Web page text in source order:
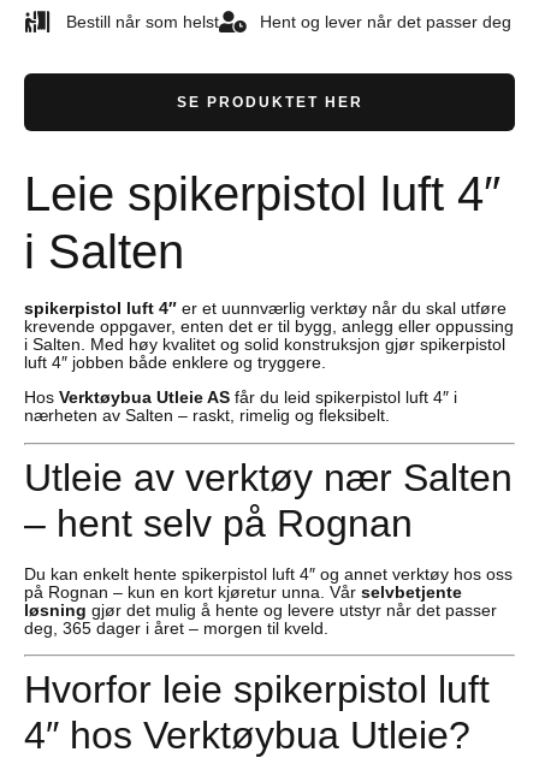
Bestill når som helst Hent og lever når det passer deg
SE PRODUKTET HER
Leie spikerpistol luft 4″
i Salten
spikerpistol luft 4″ er et uunnværlig verktøy når du skal utføre
krevende oppgaver, enten det er til bygg, anlegg eller oppussing
i Salten. Med høy kvalitet og solid konstruksjon gjør spikerpistol
luft 4″ jobben både enklere og tryggere.
Hos Verktøybua Utleie AS får du leid spikerpistol luft 4″ i
nærheten av Salten – raskt, rimelig og fleksibelt.
Utleie av verktøy nær Salten
– hent selv på Rognan
Du kan enkelt hente spikerpistol luft 4″ og annet verktøy hos oss
på Rognan – kun en kort kjøretur unna. Vår selvbetjente
løsning gjør det mulig å hente og levere utstyr når det passer
deg, 365 dager i året – morgen til kveld.
Hvorfor leie spikerpistol luft
4″ hos Verktøybua Utleie?